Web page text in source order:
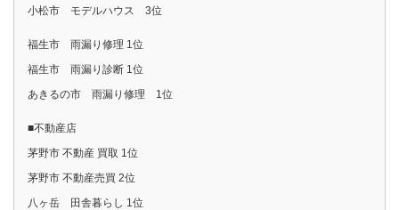
小松市 モデルハウス 3位
福生市 雨漏り修理 1位
福生市 雨漏り診断 1位
あきるの市 雨漏り修理 1位
■不動産店
茅野市 不動産 買取 1位
茅野市 不動産売買 2位
八ヶ岳 田舎暮らし 1位